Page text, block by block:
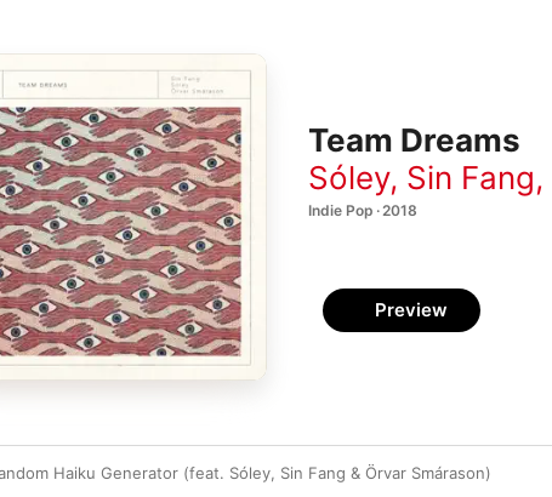
Team Dreams
Sóley, Sin Fang,
Indie Pop · 2018
Preview
Haiku Generator (feat. Sóley, Sin Fang & Örvar Smárason)